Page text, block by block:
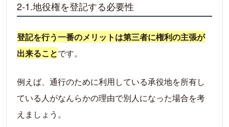
2-1.地役権を登記する必要性
登記を行う一番のメリットは第三者に権利の主張が
出来ることです。
例えば、通行のために利用している承役地を所有し
ている人がなんらかの理由で別人になった場合を考
えましょう。